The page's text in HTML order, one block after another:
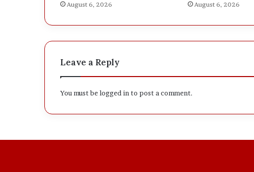
August 6, 2026 August 6, 2026
Leave a Reply
You must belogged into post a comment.